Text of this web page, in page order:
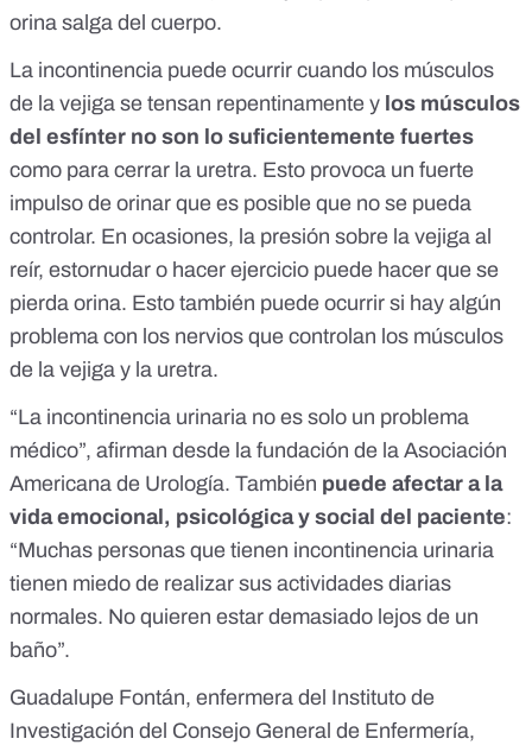
orina salga del cuerpo.
La incontinencia puede ocurrir cuando los músculos
de la vejiga se tensan repentinamente y los músculos
del esfínter no son lo suficientemente fuertes
como para cerrar la uretra. Esto provoca un fuerte
impulso de orinar que es posible que no se pueda
controlar. En ocasiones, la presión sobre la vejiga al
reír, estornudar o hacer ejercicio puede hacer que se
pierda orina. Esto también puede ocurrir si hay algún
problema con los nervios que controlan los músculos
de la vejiga y la uretra.
“La incontinencia urinaria no es solo un problema
médico”, afirman desde la fundación de la Asociación
Americana de Urología. También puede afectar a la
vida emocional, psicológica y social del paciente:
“Muchas personas que tienen incontinencia urinaria
tienen miedo de realizar sus actividades diarias
normales. No quieren estar demasiado lejos de un
baño”.
Guadalupe Fontán, enfermera del Instituto de
Investigación del Consejo General de Enfermería,